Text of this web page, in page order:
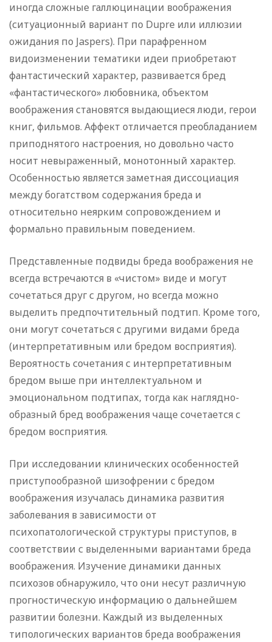
иногда сложные галлюцинации воображения
(ситуационный вариант по Dupre или иллюзии
ожидания по Jaspers). При парафренном
видоизменении тематики идеи приобретают
фантастический характер, развивается бред
«фантастического» любовника, объектом
воображения становятся выдающиеся люди, герои
книг, фильмов. Аффект отличается преобладанием
приподнятого настроения, но довольно часто
носит невыраженный, монотонный характер.
Особенностью является заметная диссоциация
между богатством содержания бреда и
относительно неярким сопровождением и
формально правильным поведением.
Представленные подвиды бреда воображения не
всегда встречаются в «чистом» виде и могут
сочетаться друг с другом, но всегда можно
выделить предпочтительный подтип. Кроме того,
они могут сочетаться с другими видами бреда
(интерпретативным или бредом восприятия).
Вероятность сочетания с интерпретативным
бредом выше при интеллектуальном и
эмоциональном подтипах, тогда как наглядно-
образный бред воображения чаще сочетается с
бредом восприятия.
При исследовании клинических особенностей
приступообразной шизофрении с бредом
воображения изучалась динамика развития
заболевания в зависимости от
психопатологической структуры приступов, в
соответствии с выделенными вариантами бреда
воображения. Изучение динамики данных
психозов обнаружило, что они несут различную
прогностическую информацию о дальнейшем
развитии болезни. Каждый из выделенных
типологических вариантов бреда воображения